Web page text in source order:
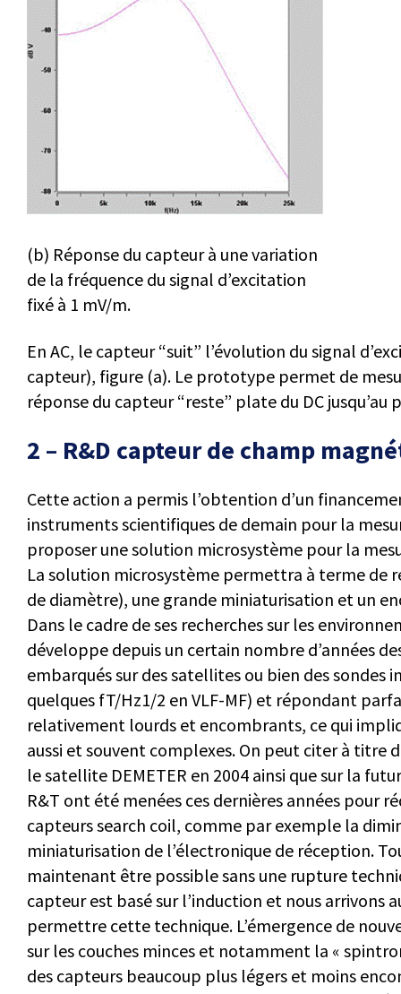
(b) Réponse du capteur à une variation
de la fréquence du signal d’excitation
fixé à 1 mV/m.
En AC, le capteur “suit” l’évolution du signal
capteur), figure (a). Le prototype permet de
réponse du capteur “reste” plate du DC
2 – R&D capteur de champ
Cette action a permis l’obtention d’un
instruments scientifiques de demain pour la
proposer une solution microsystème pour la
La solution microsystème permettra à terme de
de diamètre), une grande miniaturisation et un
Dans le cadre de ses recherches sur les
développe depuis un certain nombre d’années
embarqués sur des satellites ou bien des
quelques fT/Hz1/2 en VLF-MF) et répondant
relativement lourds et encombrants, ce qui
aussi et souvent complexes. On peut citer à titre
le satellite DEMETER en 2004 ainsi que sur la
R&T ont été menées ces dernières années pour
capteurs search coil, comme par exemple la
miniaturisation de l’électronique de réception.
maintenant être possible sans une rupture
capteur est basé sur l’induction et nous arrivons
permettre cette technique. L’émergence de
sur les couches minces et notamment la «
des capteurs beaucoup plus légers et moins